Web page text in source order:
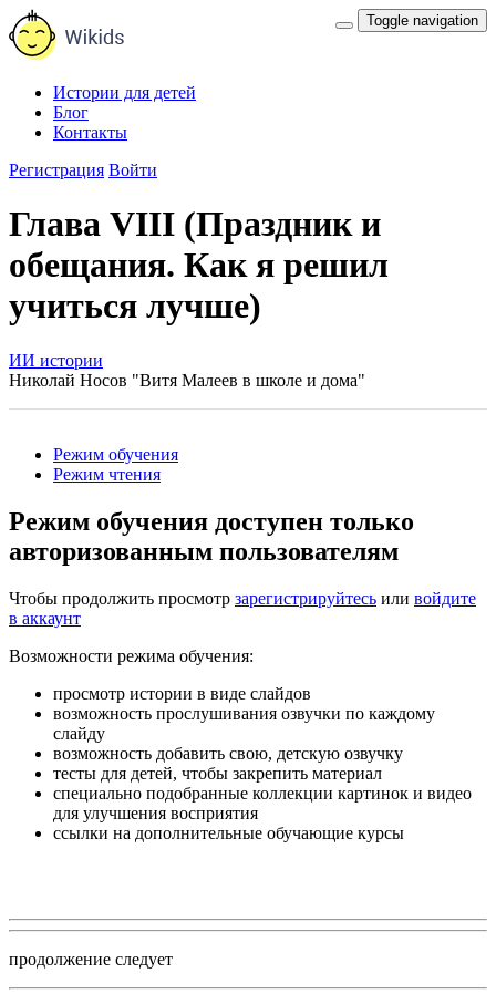
Toggle navigation
Истории для детей
Блог
Контакты
Регистрация Войти
Глава VIII (Праздник и
обещания. Как я решил
учиться лучше)
ИИ истории
Николай Носов "Витя Малеев в школе и дома"
Режим обучения
Режим чтения
Режим обучения доступен только
авторизованным пользователям
Чтобы продолжить просмотр зарегистрируйтесь или войдите
в аккаунт
Возможности режима обучения:
просмотр истории в виде слайдов
возможность прослушивания озвучки по каждому
слайду
возможность добавить свою, детскую озвучку
тесты для детей, чтобы закрепить материал
специально подобранные коллекции картинок и видео
для улучшения восприятия
ссылки на дополнительные обучающие курсы
продолжение следует